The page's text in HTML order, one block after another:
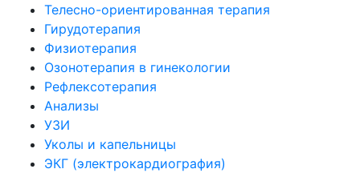
Телесно-ориентированная терапия
Гирудотерапия
Физиотерапия
Озонотерапия в гинекологии
Рефлексотерапия
Анализы
УЗИ
Уколы и капельницы
ЭКГ (электрокардиография)